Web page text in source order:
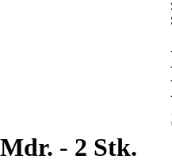
Mdr. - 2 Stk.